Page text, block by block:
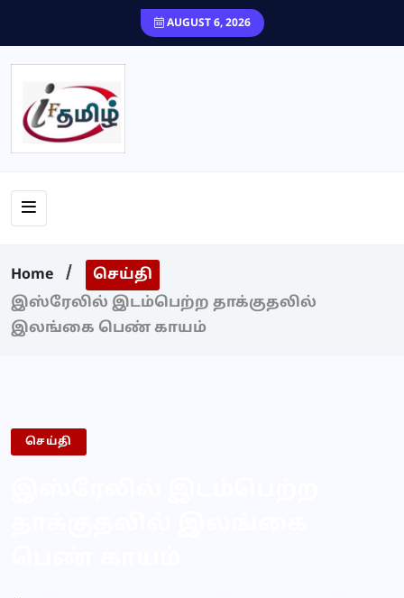
AUGUST 6, 2026
Home
செய்தி
இஸ்ரேலில் இடம்பெற்ற தாக்குதலில்
இலங்கை பெண் காயம்
செய்தி